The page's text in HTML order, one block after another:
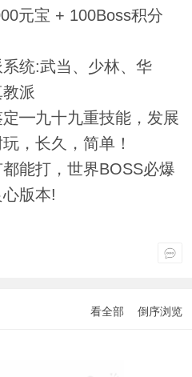
元宝 + 100Boss积分
系统:武当、少林、华
派
定━九十九重技能，发展
，长久，简单！
都能打，世界BOSS必爆
版本!
看全部 倒序浏览